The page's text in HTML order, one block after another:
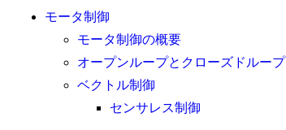
モータ制御
モータ制御の概要
オープンループとクローズドループ
ベクトル制御
センサレス制御